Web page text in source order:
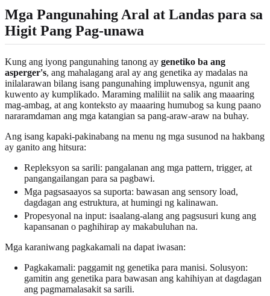
Mga Pangunahing Aral at Landas para sa
Higit Pang Pag-unawa
Kung ang iyong pangunahing tanong ay genetiko ba ang
asperger's, ang mahalagang aral ay ang genetika ay madalas na
inilalarawan bilang isang pangunahing impluwensya, ngunit ang
kuwento ay kumplikado. Maraming maliliit na salik ang maaaring
mag-ambag, at ang konteksto ay maaaring humubog sa kung paano
nararamdaman ang mga katangian sa pang-araw-araw na buhay.
Ang isang kapaki-pakinabang na menu ng mga susunod na hakbang
ay ganito ang hitsura:
Repleksyon sa sarili: pangalanan ang mga pattern, trigger, at
pangangailangan para sa pagbawi.
Mga pagsasaayos sa suporta: bawasan ang sensory load,
dagdagan ang estruktura, at humingi ng kalinawan.
Propesyonal na input: isaalang-alang ang pagsusuri kung ang
kapansanan o paghihirap ay makabuluhan na.
Mga karaniwang pagkakamali na dapat iwasan:
Pagkakamali: paggamit ng genetika para manisi. Solusyon:
gamitin ang genetika para bawasan ang kahihiyan at dagdagan
ang pagmamalasakit sa sarili.